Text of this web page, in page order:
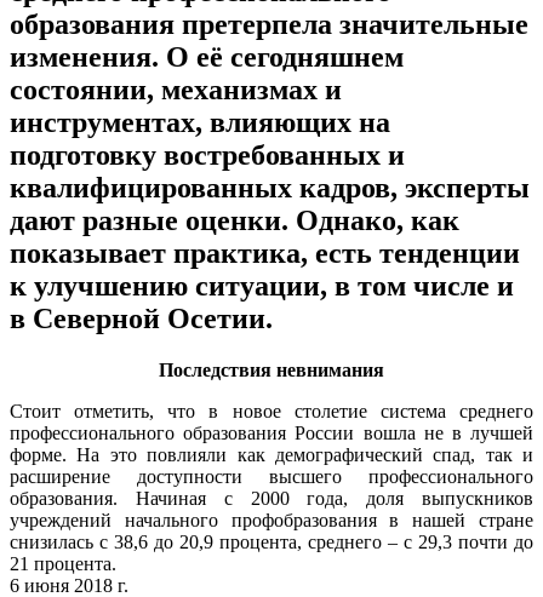
образования претерпела значительные
изменения. О её сегодняшнем
состоянии, механизмах и
инструментах, влияющих на
подготовку востребованных и
квалифицированных кадров, эксперты
дают разные оценки. Однако, как
показывает практика, есть тенденции
к улучшению ситуации, в том числе и
в Северной Осетии.
Последствия невнимания
Стоит отметить, что в новое столетие система среднего
профессионального образования России вошла не в лучшей
форме. На это повлияли как демографический спад, так и
расширение доступности высшего профессионального
образования. Начиная с 2000 года, доля выпускников
учреждений начального профобразования в нашей стране
снизилась с 38,6 до 20,9 процента, среднего – с 29,3 почти до
21 процента.
6 июня 2018 г.